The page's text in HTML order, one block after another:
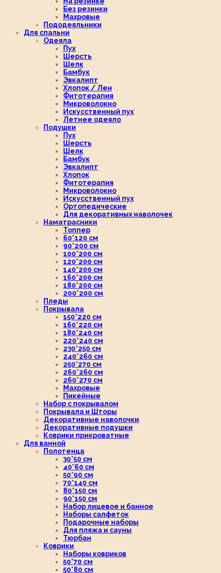
Без резинки
Махровые
Пододеяльники
Для спальни
Одеяла
Пух
Шерсть
Шелк
Бамбук
Эвкалипт
Хлопок / Лен
Фитотерапия
Микроволокно
Искусственный пух
Летнее одеяло
Подушки
Пух
Шерсть
Шелк
Бамбук
Эвкалипт
Хлопок
Фитотерапия
Микроволокно
Искусственный пух
Ортопедические
Для декоративных наволочек
Наматрасники
Топпер
60*120 см
90*200 см
100*200 см
120*200 см
140*200 см
160*200 см
180*200 см
200*200 см
Пледы
Покрывала
150*220 см
160*220 см
180*240 см
220*240 см
230*250 см
240*260 см
250*270 см
260*260 см
260*270 см
Махровые
Пикейные
Набор с покрывалом
Покрывала и Шторы
Декоративные наволочки
Декоративные подушки
Коврики прикроватные
Для ванной
Полотенца
30*50 см
40*60 см
50*90 см
70*140 см
80*150 см
90*150 см
Набор лицевое и банное
Наборы салфеток
Подарочные наборы
Для пляжа и сауны
Тюрбан
Коврики
Наборы ковриков
50*70 см
50*80 см